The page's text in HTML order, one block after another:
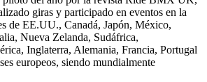
giras y participado en eventos en la
de EE.UU., Canadá, Japón, México,
Nueva Zelanda, Sudáfrica,
Inglaterra, Alemania, Francia, Portugal
europeos, siendo mundialmente